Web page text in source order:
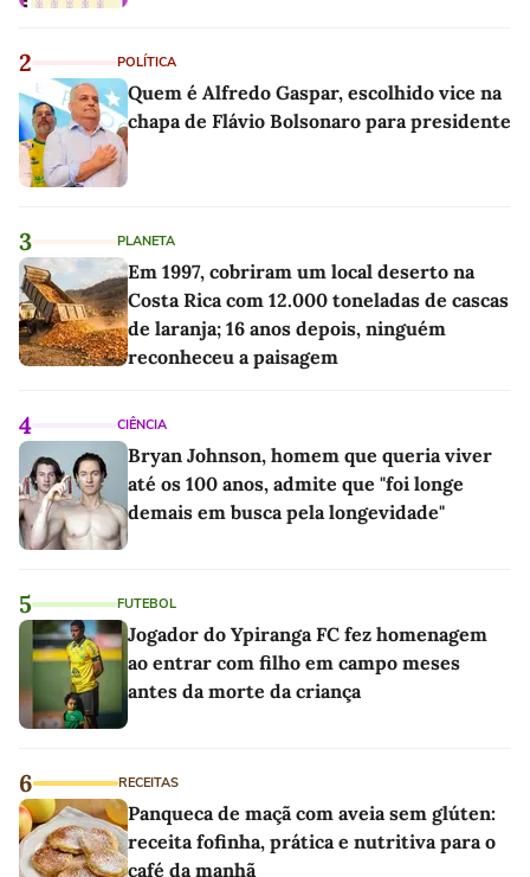
2 POLÍTICA
Quem é Alfredo Gaspar, escolhido vice na
chapa de Flávio Bolsonaro para presidente
3 PLANETA
Em 1997, cobriram um local deserto na
Costa Rica com 12.000 toneladas de cascas
de laranja; 16 anos depois, ninguém
reconheceu a paisagem
4 CIÊNCIA
Bryan Johnson, homem que queria viver
até os 100 anos, admite que "foi longe
demais em busca pela longevidade"
5 FUTEBOL
Jogador do Ypiranga FC fez homenagem
ao entrar com filho em campo meses
antes da morte da criança
6 RECEITAS
Panqueca de maçã com aveia sem glúten:
receita fofinha, prática e nutritiva para o
café da manhã